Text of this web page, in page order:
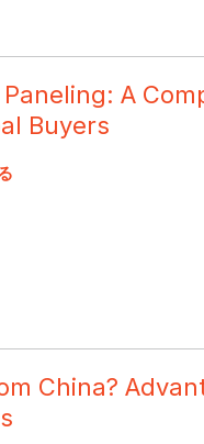
A
Buyers
China?